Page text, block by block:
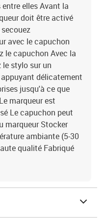
elles Avant la
doit être activé
avec le capuchon
le capuchon Avec la
le stylo sur un
délicatement
jusqu'à ce que
marqueur est
Le capuchon peut
marqueur Stocker
ambiante (5-30
qualité Fabriqué